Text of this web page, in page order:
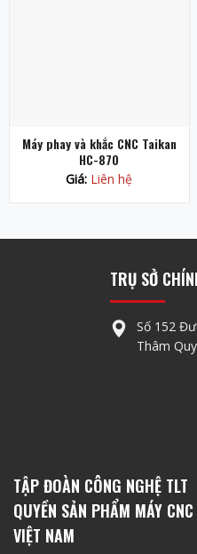
Máy phay và khắc CNC Taikan
HC-870
Giá: Liên hệ
TRỤ SỞ
Số 152
Thâm
TẬP ĐOÀN CÔNG NGHỆ
QUYỀN SẢN PHẨM MÁY
VIỆT NAM